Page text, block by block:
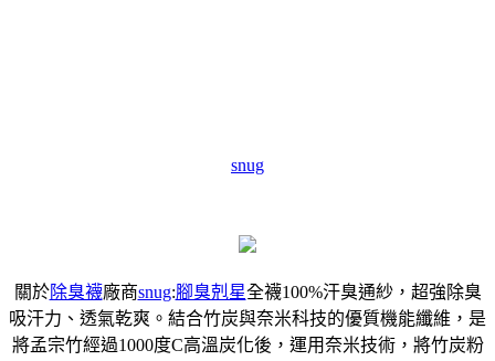
snug
關於除臭襪廠商snug:腳臭剋星全襪100%汗臭通紗，超強除臭
吸汗力、透氣乾爽。結合竹炭與奈米科技的優質機能纖維，是
將孟宗竹經過1000度C高溫炭化後，運用奈米技術，將竹炭粉